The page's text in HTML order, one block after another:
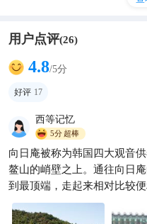
用户点评(26)
4.8/5分
好评 17
西等记忆
5分超棒
向日庵被称为韩国四大观音
鳌山的峭壁之上。通往向日
到最顶端，走起来相对比较
药水台等景观！向日庵还是